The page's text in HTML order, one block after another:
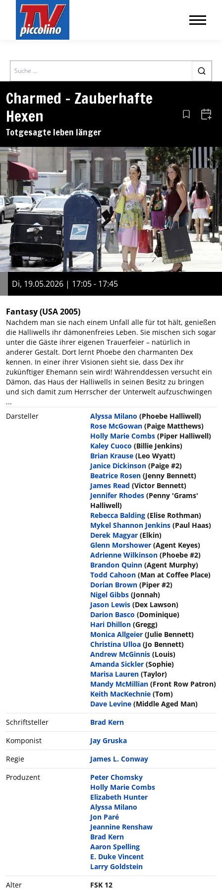
Search
Charmed – Zauberhafte
Hexen
Totgesagte leben länger
Aus den
Di, 19.05.2026 | 17:05 - 17:45
Fantasy(USA 2005)
Nachdem man sie nach einem Unfall alle für tot hält, genießen
die Halliwells ihr dämonenfreies Leben. Sie mischen sich sogar
unter die Gäste ihrer eigenen Trauerfeier – natürlich in
anderer Gestalt. Dort lernt Phoebe den charmanten Dex
kennen. In einer ihrer Visionen sieht sie, dass Dex ihr
zukünftiger Ehemann sein wird! Währenddessen versucht ein
Dämon, das Haus der Halliwells in seinen Besitz zu bringen
und sich damit zum Herrscher der Unterwelt aufzuschwingen
...
Darsteller
Alyssa Milano (Phoebe Halliwell)
Rose McGowan (Paige Matthews)
Holly Marie Combs (Piper Halliwell)
Kaley Cuoco (Billie Jenkins)
Brian Krause (Leo Wyatt)
Janice Dickinson (Paige #2)
Beatrice Rosen (Jenny Bennett)
James Read (Victor Bennett)
Jennifer Rhodes (Penny 'Grams'
Halliwell)
Rebecca Balding (Elise Rothman)
Mykel Shannon Jenkins (Paul Haas)
Derek Magyar (Elkin)
Glenn Morshower (Agent Keyes)
Adrienne Wilkinson (Phoebe #2)
Brandon Quinn (Agent Murphy)
Todd Cahoon (Man at Coffee Place)
Dorian Brown (Piper #2)
Nigel Gibbs (Jonnah)
Jason Lewis (Dex Lawson)
Darion Basco (Dominique)
Hari Dhillon (Gregg)
Monica Allgeier (Julie Bennett)
Christina Ulloa (Jo Bennett)
Andrew McGinnis (Louis)
Amanda Sickler (Sophie)
Marisa Lauren (Taylor)
Mandy McMillian (Front Row Patron)
Keith MacKechnie (Tom)
Dave Levine (Middle Aged Man)
Schriftsteller
Brad Kern
Komponist
Jay Gruska
Regie
James L. Conway
Produzent
Peter Chomsky
Holly Marie Combs
Elizabeth Hunter
Alyssa Milano
Jon Paré
Jeannine Renshaw
Brad Kern
Aaron Spelling
E. Duke Vincent
Larry Goldstein
Alter
FSK 12